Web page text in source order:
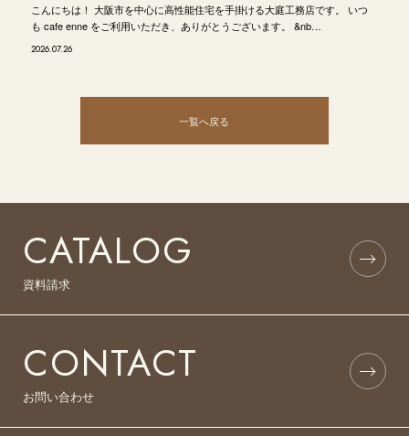
こんにちは！ 大阪市を中心に高性能住宅を手掛ける大庭工務店です。 いつ
も cafe enne をご利用いただき、ありがとうございます。 &nb…
2026.07.26
一覧へ戻る
CATALOG
資料請求
CONTACT
お問い合わせ